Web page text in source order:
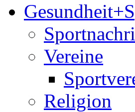
Vereine
Religion